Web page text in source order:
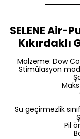
SELENE Air-
Kıkırdaklı
Malzeme: Dow
Stimülasyon
Su geçirmezlik
Pil